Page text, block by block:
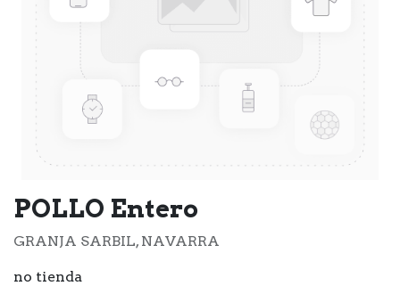
POLLO Entero
GRANJA SARBIL, NAVARRA
no tienda